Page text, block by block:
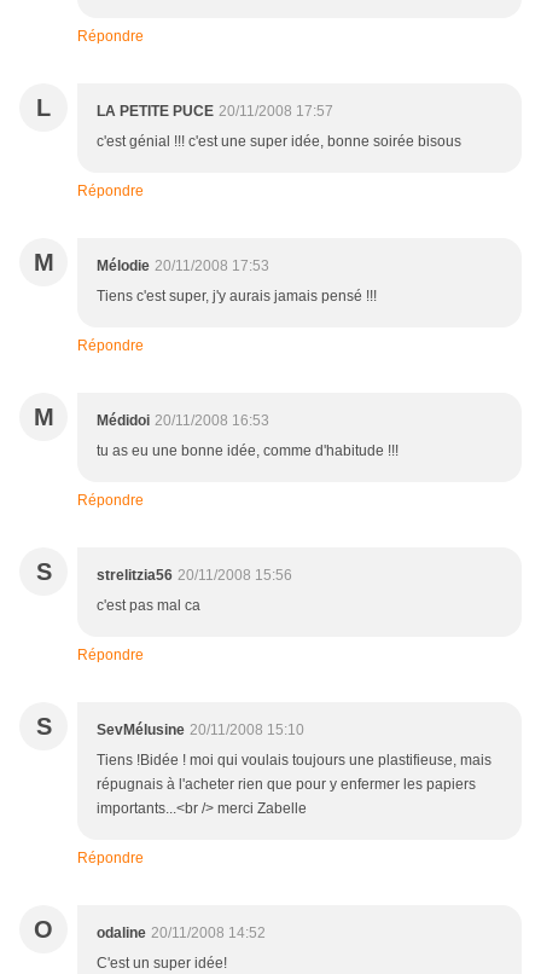
Répondre
L LA PETITE PUCE 20/11/2008 17:57
c'est génial !!! c'est une super idée, bonne soirée bisous
Répondre
M Mélodie 20/11/2008 17:53
Tiens c'est super, j'y aurais jamais pensé !!!
Répondre
M Médidoi 20/11/2008 16:53
tu as eu une bonne idée, comme d'habitude !!!
Répondre
S strelitzia56 20/11/2008 15:56
c'est pas mal ca
Répondre
S SevMélusine 20/11/2008 15:10
Tiens !Bidée ! moi qui voulais toujours une plastifieuse, mais
répugnais à l'acheter rien que pour y enfermer les papiers
importants...<br /> merci Zabelle
Répondre
O odaline 20/11/2008 14:52
C'est un super idée!